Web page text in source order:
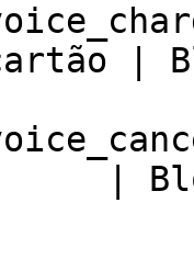
|
|